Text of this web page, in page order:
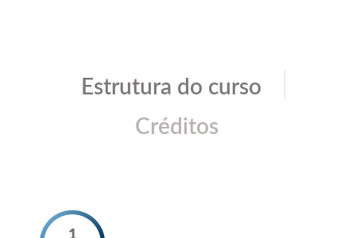
Estrutura do curso
Créditos